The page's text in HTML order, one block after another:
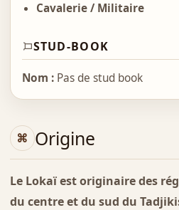
Cavalerie / Militaire
STUD-BOOK
Nom :Pas de stud book
Origine
Le Lokaï est originaire des
du centre et du sud du